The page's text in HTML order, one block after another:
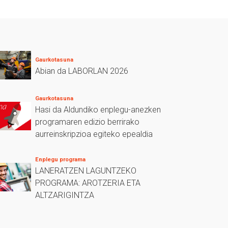
Gaurkotasuna
Abian da LABORLAN 2026
Gaurkotasuna
Hasi da Aldundiko enplegu-anezken
programaren edizio berrirako
aurreinskripzioa egiteko epealdia
Enplegu programa
LANERATZEN LAGUNTZEKO
PROGRAMA: AROTZERIA ETA
ALTZARIGINTZA